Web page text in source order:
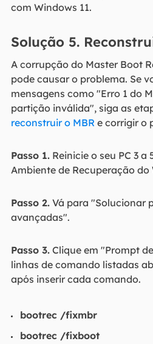
com Windows 11.
Solução 5.
A corrupção do Master Boot
pode causar o problema. Se
mensagens como "Erro 1 do
partição inválida", siga as
reconstruir o MBR e corrigir o
Passo 1.Reinicie o seu PC 3 a
Ambiente de Recuperação do
Passo 2.Vá para "Solucionar
avançadas".
Passo 3.Clique em "Prompt
linhas de comando listadas
após inserir cada comando.
bootrec /fixmbr
bootrec /fixboot